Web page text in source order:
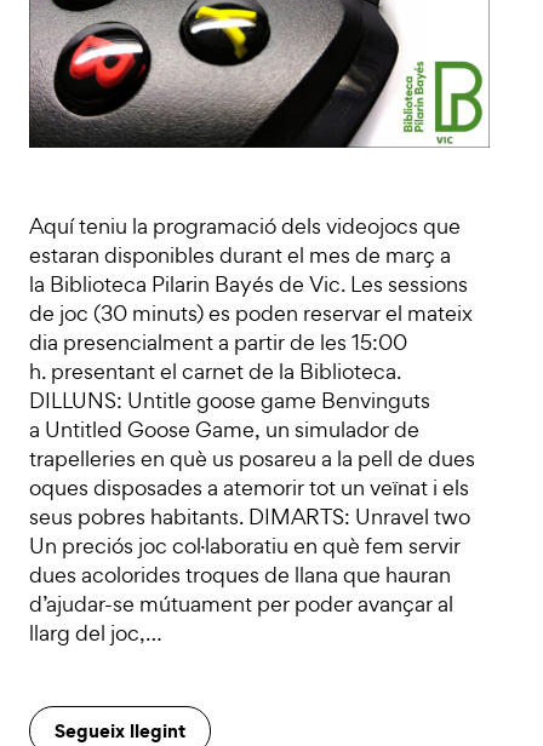
Aquí teniu la programació dels videojocs que
estaran disponibles durant el mes de març a
la Biblioteca Pilarin Bayés de Vic. Les sessions
de joc (30 minuts) es poden reservar el mateix
dia presencialment a partir de les 15:00
h. presentant el carnet de la Biblioteca.
DILLUNS: Untitle goose game Benvinguts
a Untitled Goose Game, un simulador de
trapelleries en què us posareu a la pell de dues
oques disposades a atemorir tot un veïnat i els
seus pobres habitants. DIMARTS: Unravel two
Un preciós joc col·laboratiu en què fem servir
dues acolorides troques de llana que hauran
d’ajudar-se mútuament per poder avançar al
llarg del joc,…
Segueix llegint